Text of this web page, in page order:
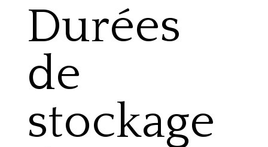
Durées
de
stockage